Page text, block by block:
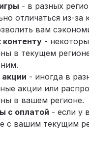
- в разных
отличаться из-
вам
контенту -
в текущем
- иногда в
акции или
в вашем регионе.
с оплатой - если у
с вашим текущим